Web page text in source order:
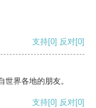
支持[0] 反对[0]
界各地的朋友。
支持[0] 反对[0]